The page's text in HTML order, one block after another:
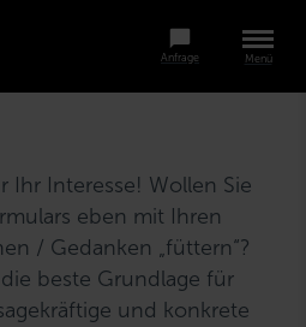
Menü
Anfrage
Ihr Interesse! Wollen Sie
eben mit Ihren
/ Gedanken „füttern“?
beste Grundlage für
und konkrete